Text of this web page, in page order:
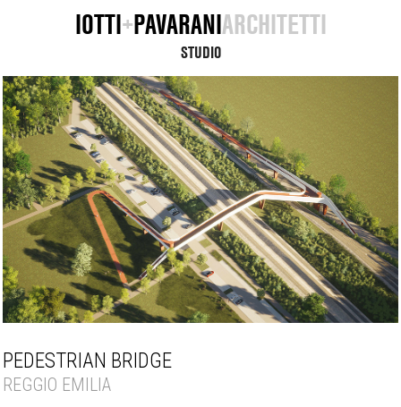
IOTTI+PAVARANIARCHITETTI
STUDIO
PEDESTRIAN BRIDGE
REGGIO EMILIA